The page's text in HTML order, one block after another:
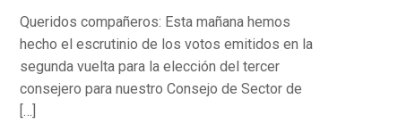
Queridos compañeros: Esta mañana hemos
hecho el escrutinio de los votos emitidos en la
segunda vuelta para la elección del tercer
consejero para nuestro Consejo de Sector de
[…]